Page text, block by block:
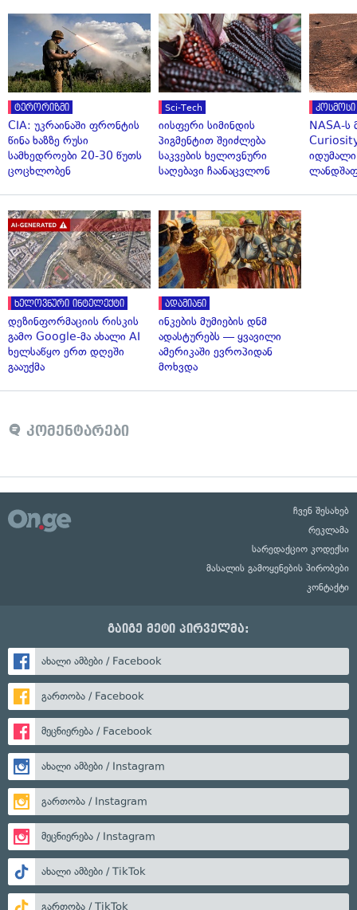
ტერორიზმი
CIA: უკრაინაში ფრონტის
წინა ხაზზე რუსი
სამხედროები 20-30 წუთს
ცოცხლობენ
Sci-Tech
იისფერი სიმინდის
პიგმენტით შეიძლება
საკვების ხელოვნური
საღებავი ჩაანაცვლონ
კოსმოსი
NASA-ს
ხელოვნური ინტელექტი
დეზინფორმაციის რისკის
გამო Google-მა ახალი AI
ხელსაწყო ერთ დღეში
გააუქმა
ადამიანი
ინკების მუმიების დნმ
ადასტურებს — ყვავილი
ამერიკაში ევროპიდან
მოხვდა
კომენტარები
ჩვენ შესახებ
რეკლამა
სარედაქციო კოდექსი
მასალის გამოყენების პირობები
კონტაქტი
გაიგე მეტი პირველმა:
ახალი ამბები / Facebook
გართობა / Facebook
მეცნიერება / Facebook
ახალი ამბები / Instagram
გართობა / Instagram
მეცნიერება / Instagram
ახალი ამბები / TikTok
გართობა / TikTok